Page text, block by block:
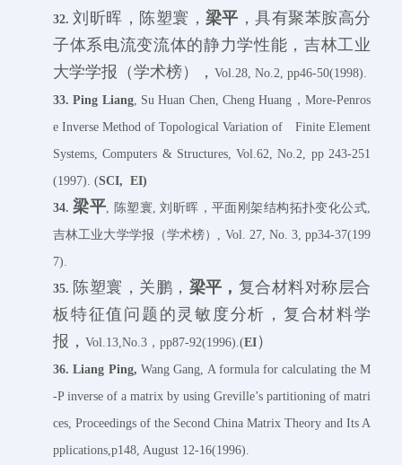
32.刘昕晖，陈塑寰，梁平 ，具有聚苯胺高分
子体系电流变流体的静力学性能，吉林工业
大学学报（学术榜）， Vol.28, No.2, pp46-50(1998).
33.Ping Liang, Su Huan Chen, Cheng Huang，More-Penros
e Inverse Method of Topological Variation of Finite Element
Systems, Computers & Structures, Vol.62, No.2, pp 243-251
(1997). (SCI, EI)
34.梁平 , 陈塑寰, 刘昕晖，平面刚架结构拓扑变化公式,
吉林工业大学学报（学术榜）, Vol. 27, No. 3, pp34-37(199
7).
35. 陈塑寰，关鹏， 梁平， 复合材料对称层合
板特征值问题的灵敏度分析，复合材料学
报， Vol.13,No.3，pp87-92(1996).(EI ）
36.Liang Ping, Wang Gang, A formula for calculating the M
-P inverse of a matrix by using Greville’s partitioning of matri
ces, Proceedings of the Second China Matrix Theory and Its A
pplications,p148, August 12-16(1996).